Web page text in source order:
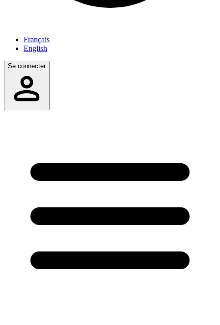
Français
English
Se connecter